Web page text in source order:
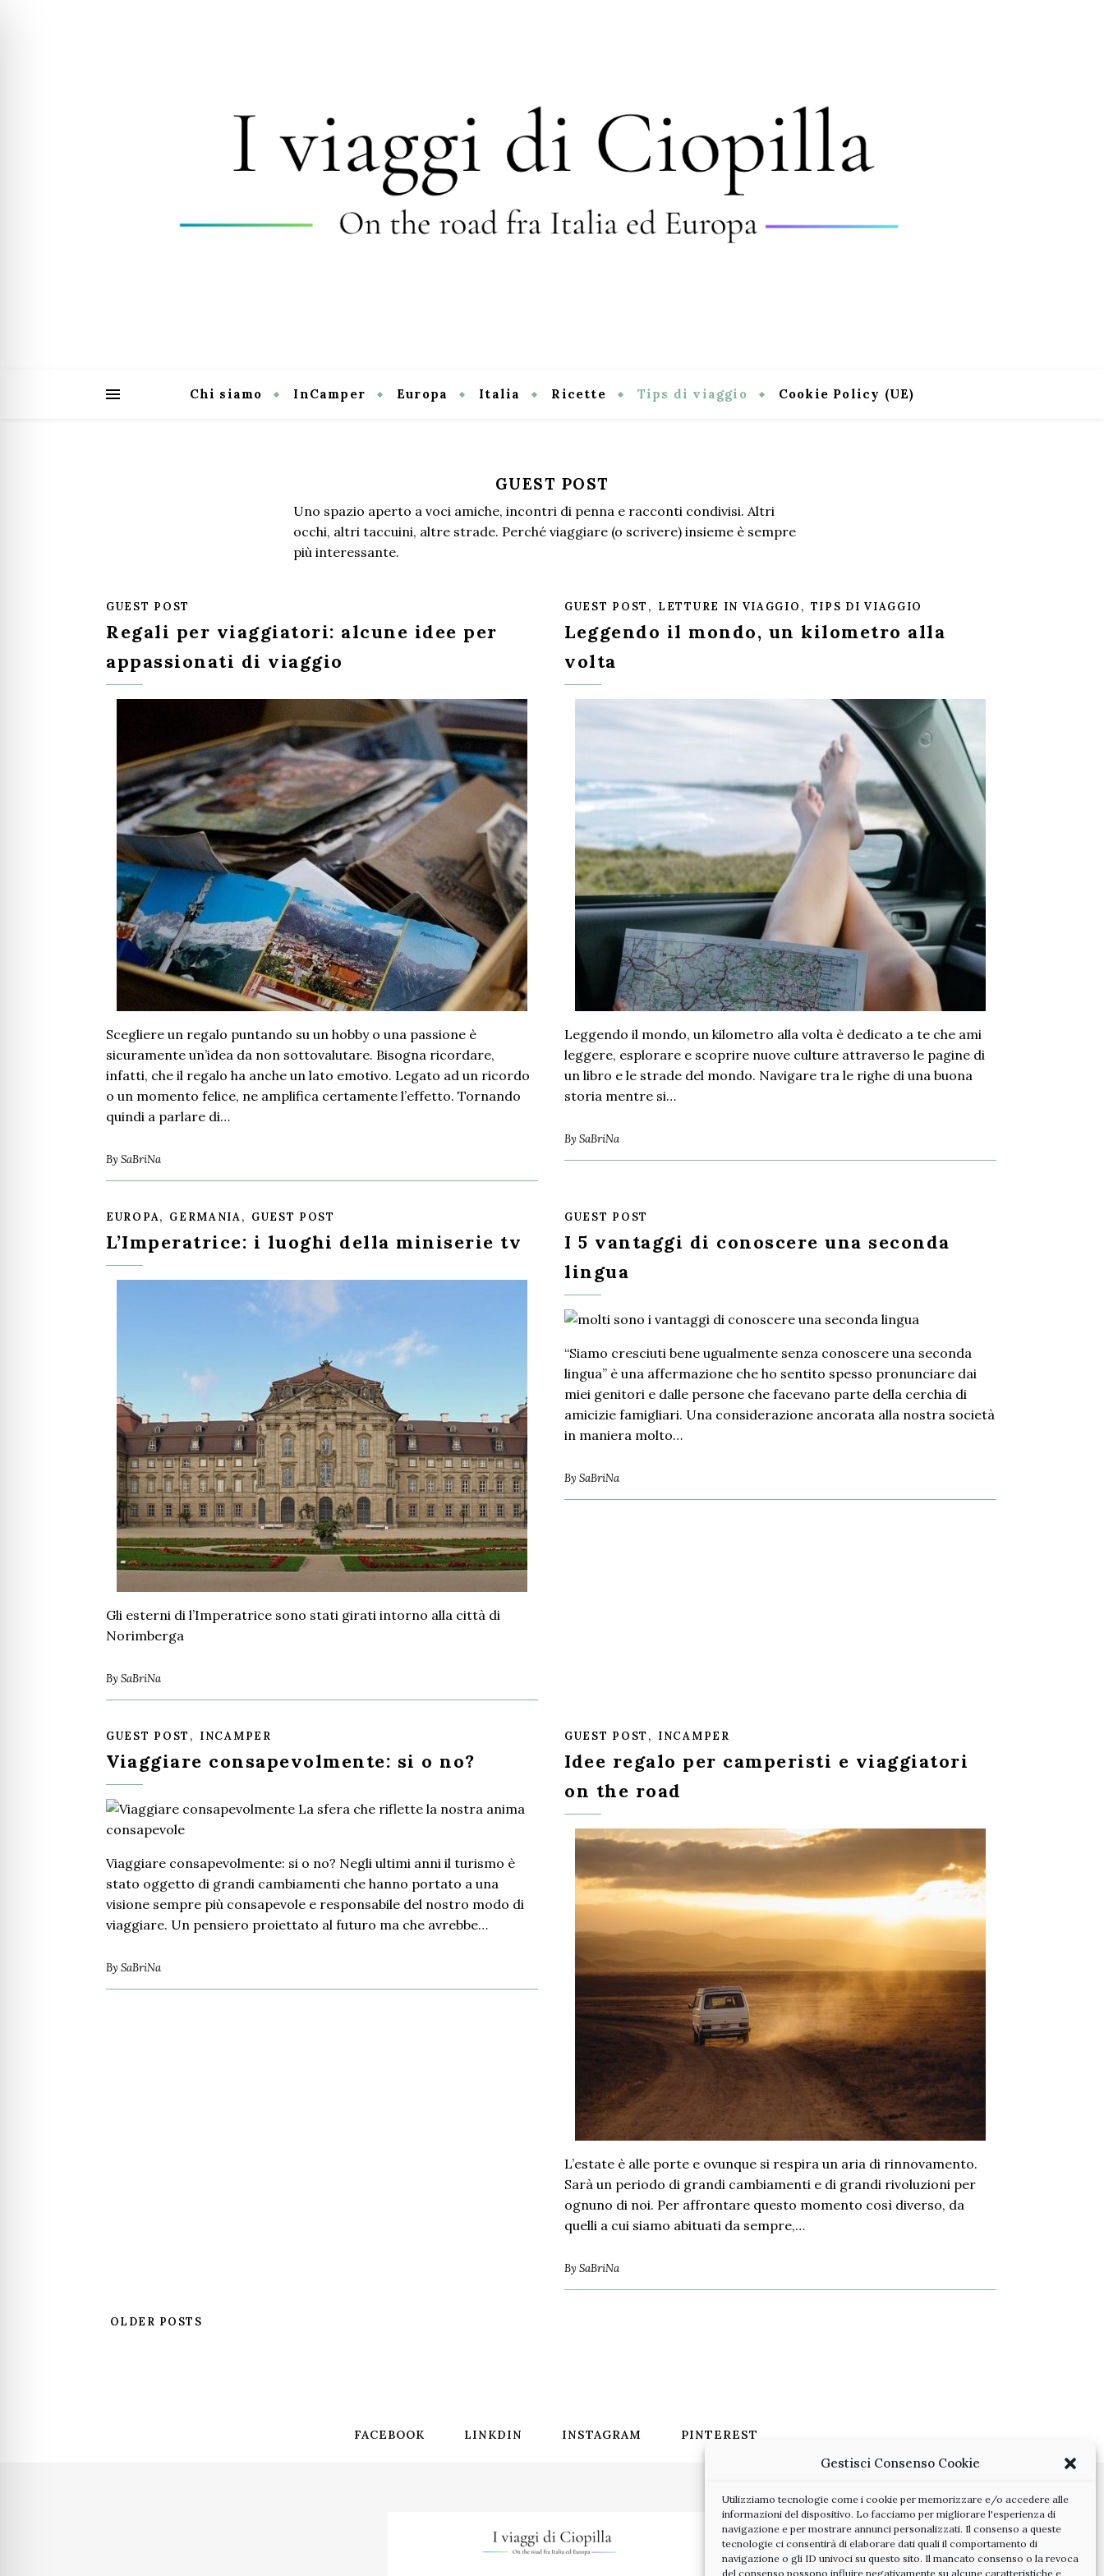
Gestisci Consenso Cookie
Utilizziamo tecnologie come i cookie per memorizzare e/o accedere alle
informazioni del dispositivo. Lo facciamo per migliorare l'esperienza di
navigazione e per mostrare annunci personalizzati. Il consenso a queste
tecnologie ci consentirà di elaborare dati quali il comportamento di
navigazione o gli ID univoci su questo sito. Il mancato consenso o la revoca
del consenso possono influire negativamente su alcune caratteristiche e
Chi siamo InCamper Europa Italia Ricette Tips di viaggio Cookie Policy (UE)
GUEST POST
Uno spazio aperto a voci amiche, incontri di penna e racconti condivisi. Altri
occhi, altri taccuini, altre strade. Perché viaggiare (o scrivere) insieme è sempre
più interessante.
GUEST POST
Regali per viaggiatori: alcune idee per
appassionati di viaggio
Scegliere un regalo puntando su un hobby o una passione è
sicuramente un’idea da non sottovalutare. Bisogna ricordare,
infatti, che il regalo ha anche un lato emotivo. Legato ad un ricordo
o un momento felice, ne amplifica certamente l’effetto. Tornando
quindi a parlare di…
By SaBriNa
GUEST POST , LETTURE IN VIAGGIO , TIPS DI VIAGGIO
Leggendo il mondo, un kilometro alla
volta
Leggendo il mondo, un kilometro alla volta è dedicato a te che ami
leggere, esplorare e scoprire nuove culture attraverso le pagine di
un libro e le strade del mondo. Navigare tra le righe di una buona
storia mentre si…
By SaBriNa
EUROPA, GERMANIA, GUEST POST
L’Imperatrice: i luoghi della miniserie tv
Gli esterni di l’Imperatrice sono stati girati intorno alla città di
Norimberga
By SaBriNa
GUEST POST
I 5 vantaggi di conoscere una seconda
lingua
“Siamo cresciuti bene ugualmente senza conoscere una seconda
lingua” è una affermazione che ho sentito spesso pronunciare dai
miei genitori e dalle persone che facevano parte della cerchia di
amicizie famigliari. Una considerazione ancorata alla nostra società
in maniera molto…
By SaBriNa
GUEST POST , INCAMPER
Viaggiare consapevolmente: si o no?
Viaggiare consapevolmente: si o no? Negli ultimi anni il turismo è
stato oggetto di grandi cambiamenti che hanno portato a una
visione sempre più consapevole e responsabile del nostro modo di
viaggiare. Un pensiero proiettato al futuro ma che avrebbe…
By SaBriNa
GUEST POST , INCAMPER
Idee regalo per camperisti e viaggiatori
on the road
L’estate è alle porte e ovunque si respira un aria di rinnovamento.
Sarà un periodo di grandi cambiamenti e di grandi rivoluzioni per
ognuno di noi. Per affrontare questo momento così diverso, da
quelli a cui siamo abituati da sempre,…
By SaBriNa
OLDER POSTS
FACEBOOK LINKDIN INSTAGRAM PINTEREST